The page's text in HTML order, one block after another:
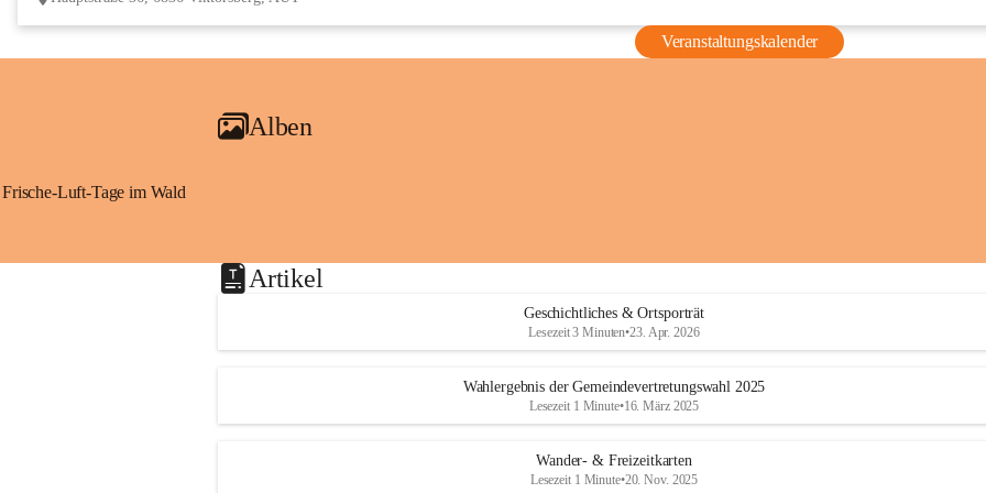
Veranstaltungskalender
Alben
Frische-Luft-Tage im Wald
Artikel
Geschichtliches & Ortsporträt
Lesezeit 3 Minuten•23. Apr. 2026
Wahlergebnis der Gemeindevertretungswahl 2025
Lesezeit 1 Minute•16. März 2025
Wander- & Freizeitkarten
Lesezeit 1 Minute•20. Nov. 2025